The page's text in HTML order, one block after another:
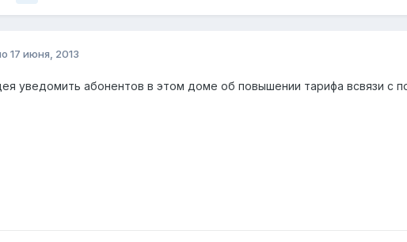
17 июня, 2013
уведомить абонентов в этом доме об повышении тарифа всвязи с